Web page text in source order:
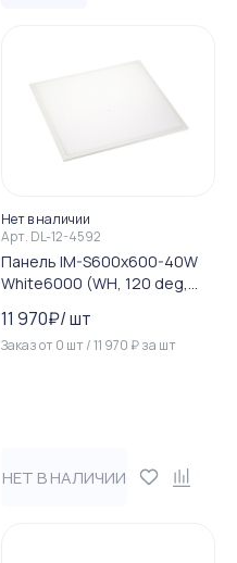
Нет в наличии
Арт. DL-12-4592
Панель IM-S600x600-40W
White6000 (WH, 120 deg,
11 970₽/шт
Заказ от0 шт/11 970 ₽за шт
НЕТ В НАЛИЧИИ